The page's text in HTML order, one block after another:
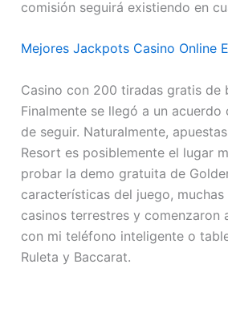
comisión seguirá existiendo en
Mejores Jackpots Casino Online
Casino con 200 tiradas gratis de
Finalmente se llegó a un
de seguir. Naturalmente,
Resort es posiblemente el lugar
probar la demo gratuita de
características del juego,
casinos terrestres y comenzaron
con mi teléfono inteligente o
Ruleta y Baccarat.